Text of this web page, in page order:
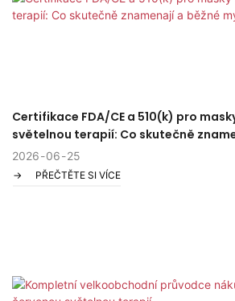
Certifikace FDA/CE a 510(k) pro
světelnou terapií: Co skutečně
představy
2026 06 25
PŘEČTĚTE SI VÍCE